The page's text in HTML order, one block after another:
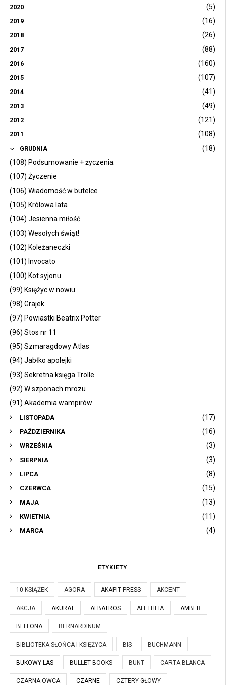
2020 (5)
2019 (16)
2018 (26)
2017 (88)
2016 (160)
2015 (107)
2014 (41)
2013 (49)
2012 (121)
2011 (108)
GRUDNIA
(18)
(108) Podsumowanie + życzenia
(107) Życzenie
(106) Wiadomość w butelce
(105) Królowa lata
(104) Jesienna miłość
(103) Wesołych świąt!
(102) Koleżaneczki
(101) Invocato
(100) Kot syjonu
(99) Księżyc w nowiu
(98) Grajek
(97) Powiastki Beatrix Potter
(96) Stos nr 11
(95) Szmaragdowy Atlas
(94) Jabłko apolejki
(93) Sekretna księga Trolle
(92) W szponach mrozu
(91) Akademia wampirów
LISTOPADA (17)
PAŹDZIERNIKA (16)
WRZEŚNIA (3)
SIERPNIA (3)
LIPCA (8)
CZERWCA (15)
MAJA (13)
KWIETNIA (11)
MARCA (4)
ETYKIETY
10 KSIĄŻEK AGORA AKAPIT PRESS AKCENT
AKCJA AKURAT ALBATROS ALETHEIA AMBER
BELLONA BERNARDINUM
BIBLIOTEKA SŁOŃCA I KSIĘŻYCA BIS BUCHMANN
BUKOWY LAS BULLET BOOKS BUNT CARTA BLANCA
CZARNA OWCA CZARNE CZTERY GŁOWY